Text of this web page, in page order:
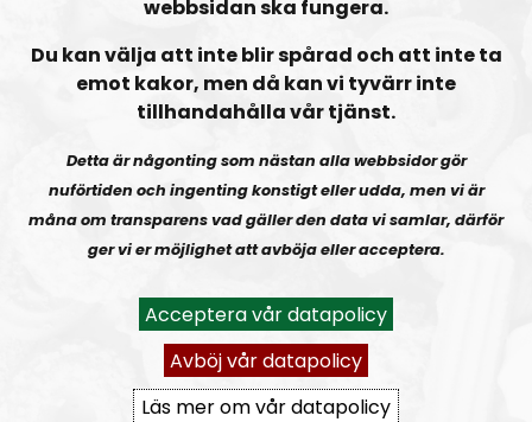
Om programmet NR Special
som inte tillhör något av de ordinarie programmen.
Prenumerera på NR Special medRSS
rss&show=nr-special
RN SPECIALUppesittarkväll med Andreas och Uffe!
webbsidan ska fungera.
Du kan välja att inte blir spårad och att inte ta
emot kakor, men då kan vi tyvärr inte
tillhandahålla vår tjänst.
Detta är någonting som nästan alla webbsidor gör
nuförtiden och ingenting konstigt eller udda, men vi är
måna om transparens vad gäller den data vi samlar, därför
ger vi er möjlighet att avböja eller acceptera.
Acceptera vår datapolicy
Avböj vår datapolicy
Läs mer om vår datapolicy